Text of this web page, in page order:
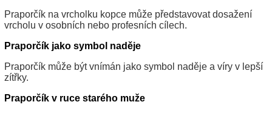
Praporčík na vrcholku kopce může představovat dosažení
vrcholu v osobních nebo profesních cílech.
Praporčík jako symbol naděje
Praporčík může být vnímán jako symbol naděje a víry v lepší
zítřky.
Praporčík v ruce starého muže